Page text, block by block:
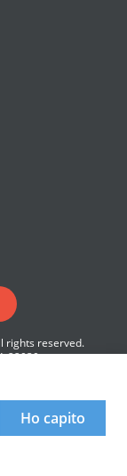
rights reserved.
22030
Ho capito